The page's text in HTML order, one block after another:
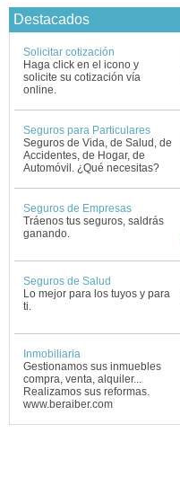
Destacados
Solicitar cotización
Haga click en el icono y
solicite su cotización vía
online.
Seguros para Particulares
Seguros de Vida, de Salud, de
Accidentes, de Hogar, de
Automóvil. ¿Qué necesitas?
Seguros de Empresas
Tráenos tus seguros, saldrás
ganando.
Seguros de Salud
Lo mejor para los tuyos y para
ti.
Inmobiliaria
Gestionamos sus inmuebles
compra, venta, alquiler...
Realizamos sus reformas.
www.beraiber.com